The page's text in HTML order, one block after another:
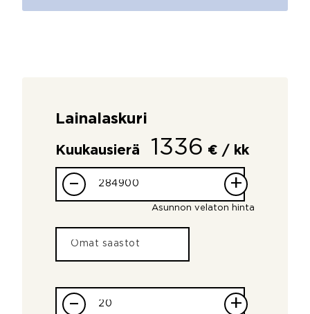
Lainalaskuri
Kuukausierä 1336 € / kk
– +
Asunnon velaton hinta
– +